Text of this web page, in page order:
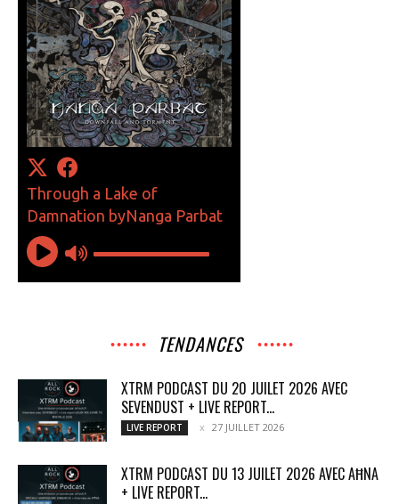
TENDANCES
XTRM PODCAST DU 20 JUILET 2026 AVEC
SEVENDUST + LIVE REPORT...
LIVE REPORT 27 JUILLET 2026
XTRM PODCAST DU 13 JUILET 2026 AVEC AĦNA
+ LIVE REPORT...